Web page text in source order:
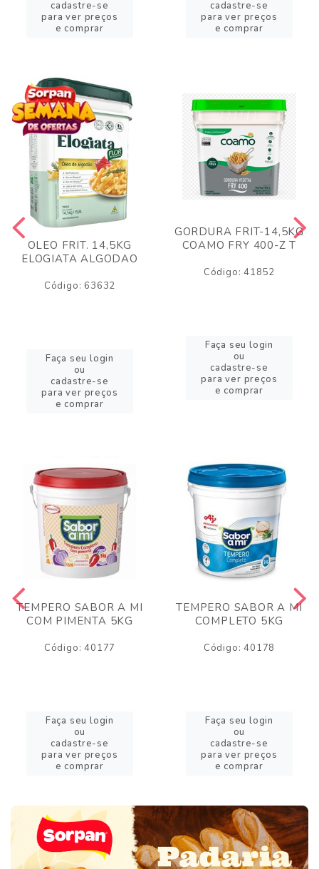
cadastre-se
para ver preços
e comprar
cadastre-se
para ver preços
e comprar
OLEO FRIT. 14,5KG
ELOGIATA ALGODAO
Código: 63632
Faça seu login
ou
cadastre-se
para ver preços
e comprar
GORDURA FRIT-14,5KG
COAMO FRY 400-Z T
Código: 41852
Faça seu login
ou
cadastre-se
para ver preços
e comprar
TEMPERO SABOR A MI
COM PIMENTA 5KG
Código: 40177
Faça seu login
ou
cadastre-se
para ver preços
e comprar
TEMPERO SABOR A MI
COMPLETO 5KG
Código: 40178
Faça seu login
ou
cadastre-se
para ver preços
e comprar